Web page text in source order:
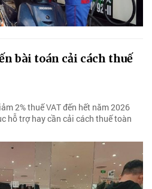
bài toán cải cách thuế
2% thuế VAT đến hết năm 2026
hỗ trợ hay cần cải cách thuế toàn